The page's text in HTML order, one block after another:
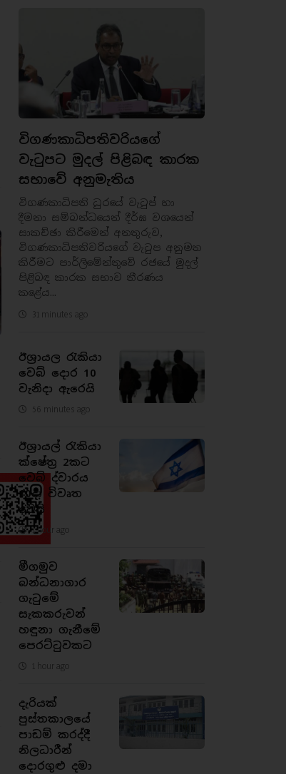
විගණකාධිපතිවරියගේ
වැටුපට මුදල් පිළිබඳ කාරක
සභාවේ අනුමැතිය
විගණකාධිපති ධුරයේ වැටුප් හා
දීමනා සම්බන්ධයෙන් දීර්ඝ වශයෙන්
සාකච්ඡා කිරීමෙන් අනතුරුව,
විගණකාධිපතිවරියගේ වැටුප අනුමත
කිරීමට පාර්ලිමේන්තුවේ රජයේ මුදල්
පිළිබඳ කාරක සභාව තීරණය
කළේය...
31 minutes ago
ඊශ්‍රායල රැකියා
වෙබ් දොර 10
වැනිදා ඇරෙයි
56 minutes ago
ඊශ්‍රායල් රැකියා
ක්ෂේත්‍ර 2කට
වෙබ් ද්වාරය
10දා විවෘත
වෙයි
1 hour ago
මීගමුව
බන්ධනාගාර
ගැටුමේ
සැකකරුවන්
හඳුනා ගැනීමේ
පෙරට්ටුවකට
1 hour ago
දැරියක්
පුස්තකාලයේ
පාඩම් කරද්දී
නිලධාරීන්
දොරගුළු දමා